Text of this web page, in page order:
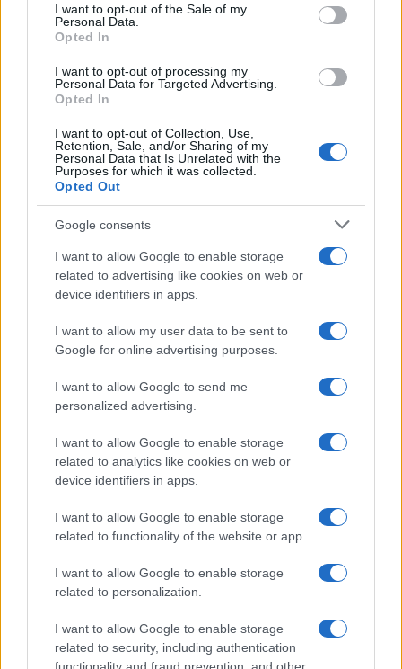
I want to opt-out of the Sale of my
Personal Data.
Opted In
I want to opt-out of processing my
Personal Data for Targeted Advertising.
Opted In
I want to opt-out of Collection, Use,
Retention, Sale, and/or Sharing of my
Personal Data that Is Unrelated with the
Purposes for which it was collected.
Opted Out
Google consents
I want to allow Google to enable storage
related to advertising like cookies on web or
device identifiers in apps.
I want to allow my user data to be sent to
Google for online advertising purposes.
I want to allow Google to send me
personalized advertising.
I want to allow Google to enable storage
related to analytics like cookies on web or
device identifiers in apps.
I want to allow Google to enable storage
related to functionality of the website or app.
I want to allow Google to enable storage
related to personalization.
I want to allow Google to enable storage
related to security, including authentication
destra e non vuole ritrovarsi di nuovo fuori dai
giochi perché i loro leader hanno sciupato, per
avevano in tasca nei comuni, probabilmente
nell’elezione del Capo dello Stato e poi finalmente
alle politiche. (del ‘22 o del ‘23 poco importa).
#ANTONIO TAJANI
#GIORGIA MELONI
#MATTEO SALVINI
Precedente
PAGINA
SUCCESSIVA
30
Leggi i commenti
Vignetta del 04/08/2026
Vai all'archivio delle vignette